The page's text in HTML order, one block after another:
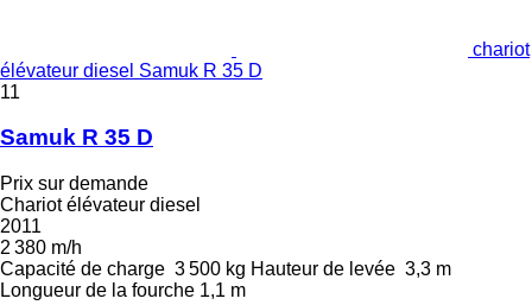
chariot
élévateur diesel Samuk R 35 D
11
Samuk R 35 D
Prix sur demande
Chariot élévateur diesel
2011
2 380 m/h
Capacité de charge 3 500 kg Hauteur de levée 3,3 m
Longueur de la fourche 1,1 m